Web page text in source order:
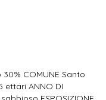
COMUNE Santo
ettari ANNO DI